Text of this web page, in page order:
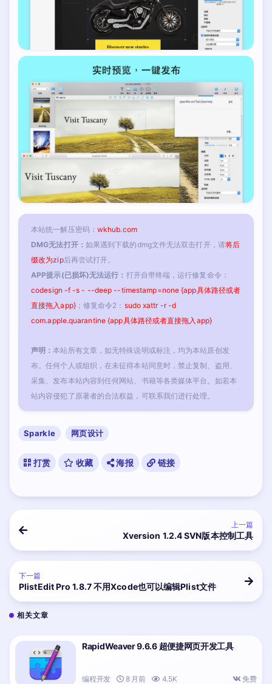
本站统一解压密码： wkhub.com
DMG无法打开： 如果遇到下载的dmg文件无法双击打开，请将后
缀改为zip后再尝试打开。
APP提示(已损坏)无法运行： 打开自带终端，运行修复命令：
codesign -f -s - --deep --timestamp=none {app具体路径或者
直接拖入app}；修复命令2： sudo xattr -r -d
com.apple.quarantine {app具体路径或者直接拖入app}
声明：本站所有文章，如无特殊说明或标注，均为本站原创发
布。任何个人或组织，在未征得本站同意时，禁止复制、盗用、
采集、发布本站内容到任何网站、书籍等各类媒体平台。如若本
站内容侵犯了原著者的合法权益，可联系我们进行处理。
Sparkle 网页设计
打赏 收藏 海报 链接
上一篇
Xversion 1.2.4 SVN版本控制工具
下一篇
PlistEdit Pro 1.8.7 不用Xcode也可以编辑Plist文件
相关文章
RapidWeaver 9.6.6 超便捷网页开发工具
编程开发 8 月前 4.5K 免费